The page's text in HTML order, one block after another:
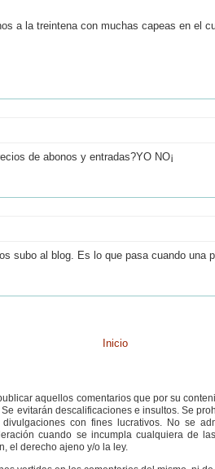
a la treintena con muchas capeas en el
de abonos y entradas?YO NO¡
subo al blog. Es lo que pasa cuando una
Inicio
aquellos comentarios que por su
evitarán descalificaciones e insultos. Se
con fines lucrativos. No se
cuando se incumpla cualquiera de
el derecho ajeno y/o la ley.